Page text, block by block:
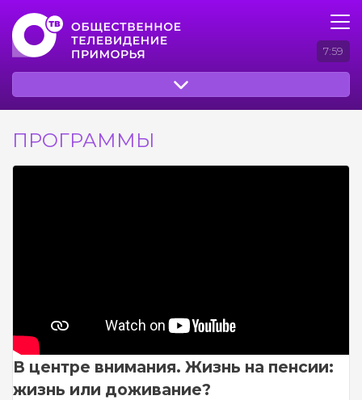
7:59
ПРОГРАММЫ
В центре внимания. Жизнь на пенсии:
жизнь или доживание?